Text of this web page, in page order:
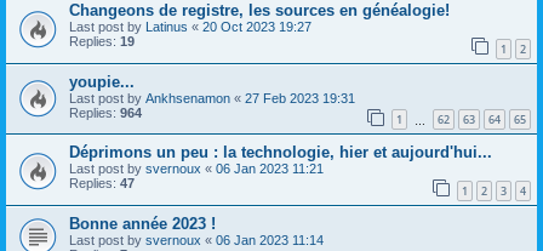
Changeons de registre, les sources en généalogie!
Last post by Latinus « 20 Oct 2023 19:27
Replies: 19 1 2
youpie...
Last post by Ankhsenamon « 27 Feb 2023 19:31
Replies: 964 1 62 63 64 65
Déprimons un peu : la technologie, hier et aujourd'hui...
Last post by svernoux « 06 Jan 2023 11:21
Replies: 47 1 2 3 4
Bonne année 2023 !
Last post by svernoux « 06 Jan 2023 11:14